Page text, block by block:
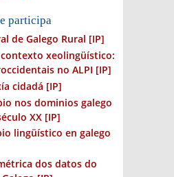
participa
de Galego Rural [IP]
xeolingüístico:
no ALPI [IP]
cidadá [IP]
nos dominios galego
XX [IP]
lingüístico en galego
dos datos do